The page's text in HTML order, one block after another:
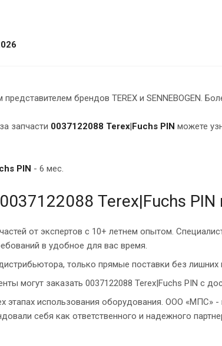
брендов TEREX и SENNEBOGEN.
запчасти 0037122088 Terex|Fuchs PIN можете
PIN - 6 мес.
Terex|Fuchs
от экспертов с 10+ летнем опытом.
в удобное для вас время.
только прямые поставки без
могут заказать 0037122088 Terex|Fuchs PIN с
этапах использования оборудования. ООО
себя как ответственного и надежного